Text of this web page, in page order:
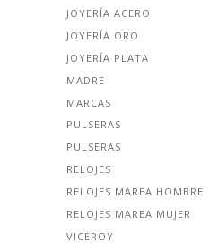
JOYERÍA ACERO
JOYERÍA ORO
JOYERÍA PLATA
MADRE
MARCAS
PULSERAS
PULSERAS
RELOJES
RELOJES MAREA HOMBRE
RELOJES MAREA MUJER
VICEROY